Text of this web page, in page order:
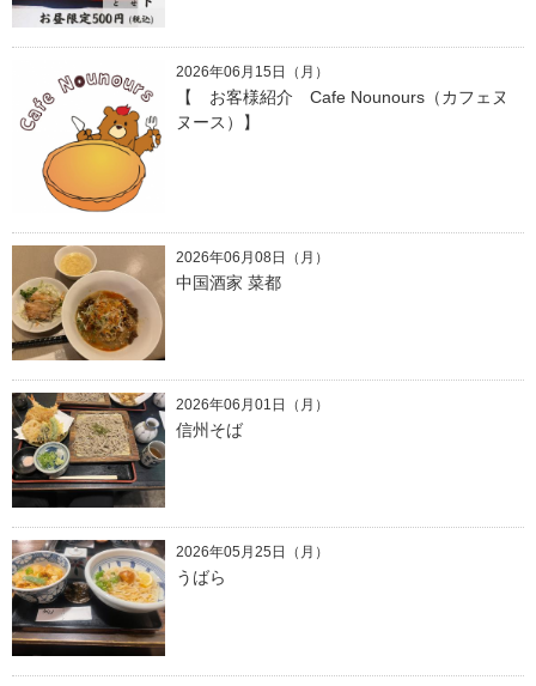
2026年06月15日（月）
【 お客様紹介 Cafe Nounours（カフェヌ
ヌース）】
2026年06月08日（月）
中国酒家 菜都
2026年06月01日（月）
信州そば
2026年05月25日（月）
うばら